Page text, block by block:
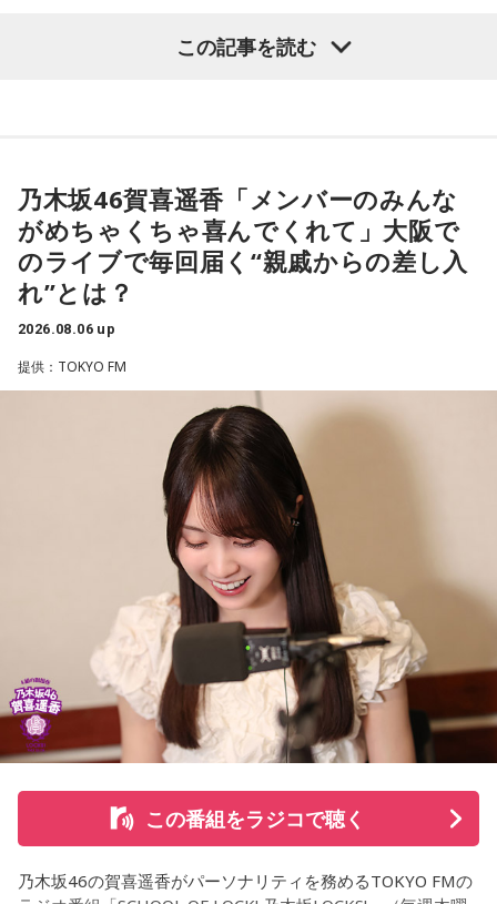
-「素晴らしい素敵な取り組み」-
TCC Therapy Parkは「馬を救い、人を助ける」をコンセプト
に、競走馬として活躍した後、ケガやさまざまな事情によっ
て引退を余儀なくされた馬たちの新たな居場所を提供する施
設。引退後すぐに次の活躍先が決まらない馬たちの受け皿と
施設で話を聞いた菅井は、「そういう場所があってよかった
な、素晴らしい素敵な取り組みだなと実際に行かせていただ
いて思いました」と感想を述べ、競走生活を終えた馬たちが
新たな役割を得られる環境の大切さを実感したという。
また、菅井は競馬の仕事をきっかけにTCCの活動を知ったそ
うで、東京都内にある「BafunYasai TCC CAFE」にも訪れた
ことがあるという。そこで新鮮な野菜を味わったり馬関連グ
ッズを購入した経験を紹介し、店舗での利用が馬たちの支援
につながることから、興味を持った人へ足を運ぶことを呼び
かけた。
さらに、ホースセラピーについても自身の経験を交えて語っ
た。大学時代に所属していた馬術部では、地域の子どもたち
を招いた体験会が行われており、馬に乗ることで身体を自然
に動かすきっかけになったり、高い視点から景色を見ること
この記事を読む
乃木坂46賀喜遥香「メンバーのみんな
がめちゃくちゃ喜んでくれて」大阪で
のライブで毎回届く“親戚からの差し入
れ”とは？
2026.08.06 up
提供：TOKYO FM
この番組をラジコで聴く
乃木坂46の賀喜遥香がパーソナリティを務めるTOKYO FMの